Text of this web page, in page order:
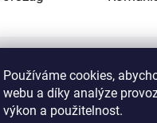
Používáme cookies,
webu a díky analýze
výkon a použitelnost.